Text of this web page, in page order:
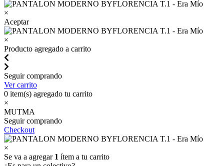
×
Aceptar
×
Producto agregado a carrito
Seguir comprando
Ver carrito
0 item(s) agregado tu carrito
×
MUTMA
Seguir comprando
Checkout
×
Se va a agregar 1 ítem a tu carrito